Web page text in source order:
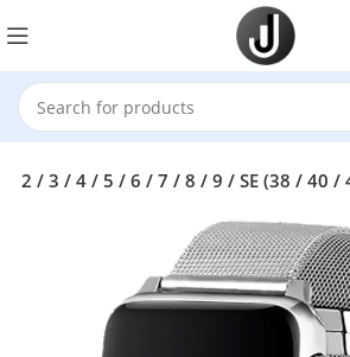
/ 2 / 3 / 4 / 5 / 6 / 7 / 8 / 9 / SE (38 / 40